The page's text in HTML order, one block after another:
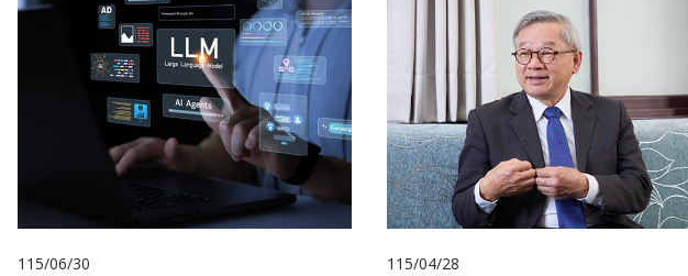
115/06/30 115/04/28